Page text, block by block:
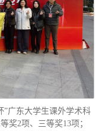
”广东大学生课外学术科
奖2项、三等奖13项；